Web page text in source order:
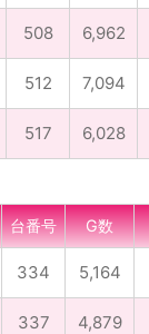
508 6,962
512 7,094
517 6,028
台番号 G数
334 5,164
337 4,879